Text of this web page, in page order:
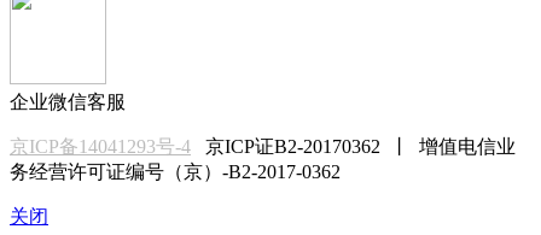
企业微信客服
京ICP备14041293号-4 京ICP证B2-20170362 丨 增值电信业
务经营许可证编号（京）-B2-2017-0362
关闭